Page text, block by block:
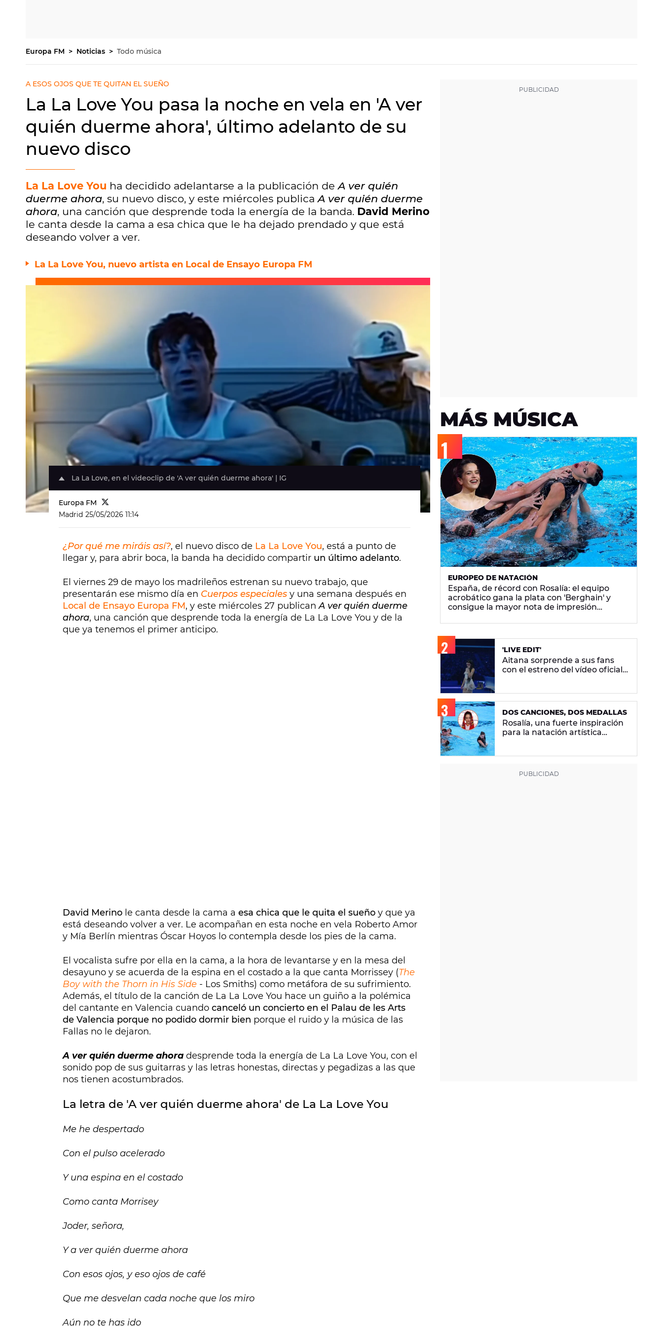
Europa FM Noticias Todo música
A ESOS OJOS QUE TE QUITAN EL SUEÑO
La La Love You pasa la noche en vela en 'A ver
quién duerme ahora', último adelanto de su
nuevo disco
La La Love You ha decidido adelantarse a la publicación deA ver quién
duerme ahora, su nuevo disco, y este miércoles publicaA ver quién duerme
ahora, una canción que desprende toda la energía de la banda. David Merino
le canta desde la cama a esa chica que le ha dejado prendado y que está
deseando volver a ver.
La La Love You, nuevo artista en Local de Ensayo Europa FM
La La Love, en el videoclip de 'A ver quién duerme ahora' | IG
Europa FM
Madrid 25/05/2026 11:14
¿Por qué me miráis así?, el nuevo disco de La La Love You, está a punto de
llegar y, para abrir boca, la banda ha decidido compartir un último adelanto.
El viernes 29 de mayo los madrileños estrenan su nuevo trabajo, que
presentarán ese mismo día en Cuerpos especiales y una semana después en
Local de Ensayo Europa FM, y este miércoles 27 publicanA ver quién duerme
ahora, una canción que desprende toda la energía de La La Love You y de la
que ya tenemos el primer anticipo.
David Merino le canta desde la cama a esa chica que le quita el sueño y que ya
está deseando volver a ver. Le acompañan en esta noche en vela Roberto Amor
y Mía Berlín mientras Óscar Hoyos lo contempla desde los pies de la cama.
El vocalista sufre por ella en la cama, a la hora de levantarse y en la mesa del
desayuno y se acuerda de la espina en el costado a la que canta Morrissey (The
Boy with the Thorn in His Side - Los Smiths) como metáfora de su sufrimiento.
Además, el título de la canción de La La Love You hace un guiño a la polémica
del cantante en Valencia cuando canceló un concierto en el Palau de les Arts
de Valencia porque no podido dormir bien porque el ruido y la música de las
Fallas no le dejaron.
A ver quién duerme ahora desprende toda la energía de La La Love You, con el
sonido pop de sus guitarras y las letras honestas, directas y pegadizas a las que
nos tienen acostumbrados.
La letra de 'A ver quién duerme ahora' de La La Love You
Me he despertado
Con el pulso acelerado
Y una espina en el costado
Como canta Morrisey
Joder, señora,
Y a ver quién duerme ahora
Con esos ojos, y eso ojos de café
Que me desvelan cada noche que los miro
Aún no te has ido
MÁS MÚSICA
EUROPEO DE NATACIÓN
España, de récord con Rosalía: el equipo
acrobático gana la plata con 'Berghain' y
consigue la mayor nota de impresión
'LIVE EDIT'
Aitana sorprende a sus fans
con el estreno del vídeo oficial
DOS CANCIONES, DOS MEDALLAS
Rosalía, una fuerte inspiración
para la natación artística